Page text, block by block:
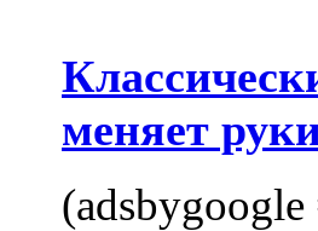
меняет